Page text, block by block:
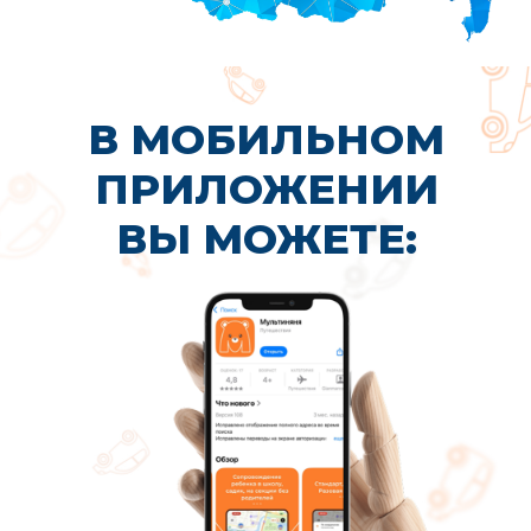
У вас работа или самореализация
Вы хотите освободить время для
себя, не переживая за ребенка
Вы хотите выбирать кружки
безопасного сопровождения ребенка
в школу, садик или на занятия
и вечных опозданий из-за пробок